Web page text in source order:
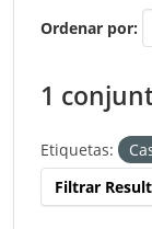
Ordenar por
1
Etiquetas:
Filtrar